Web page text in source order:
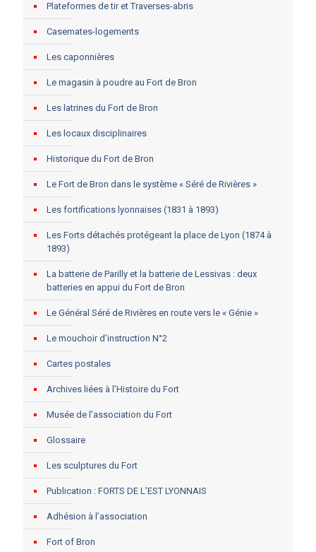
Plateformes de tir et Traverses-abris
Casemates-logements
Les caponnières
Le magasin à poudre au Fort de Bron
Les latrines du Fort de Bron
Les locaux disciplinaires
Historique du Fort de Bron
Le Fort de Bron dans le système « Séré de Rivières »
Les fortifications lyonnaises (1831 à 1893)
Les Forts détachés protégeant la place de Lyon (1874 à
1893)
La batterie de Parilly et la batterie de Lessivas : deux
batteries en appui du Fort de Bron
Le Général Séré de Rivières en route vers le « Génie »
Le mouchoir d’instruction N°2
Cartes postales
Archives liées à l’Histoire du Fort
Musée de l’association du Fort
Glossaire
Les sculptures du Fort
Publication : FORTS DE L’EST LYONNAIS
Adhésion à l’association
Fort of Bron